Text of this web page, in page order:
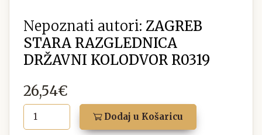
Nepoznati autori: ZAGREB
STARA RAZGLEDNICA
DRŽAVNI KOLODVOR R0319
26,54€
Dodaj u Košaricu